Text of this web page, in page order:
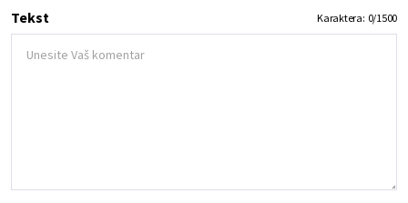
Tekst Karaktera: 0/1500